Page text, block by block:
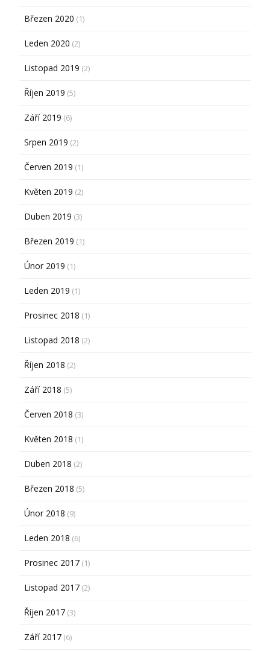
Březen 2020 (1)
Leden 2020 (2)
Listopad 2019 (2)
Říjen 2019 (5)
Září 2019 (6)
Srpen 2019 (2)
Červen 2019 (1)
Květen 2019 (2)
Duben 2019 (3)
Březen 2019 (1)
Únor 2019 (1)
Leden 2019 (1)
Prosinec 2018 (1)
Listopad 2018 (2)
Říjen 2018 (2)
Září 2018 (5)
Červen 2018 (3)
Květen 2018 (1)
Duben 2018 (2)
Březen 2018 (5)
Únor 2018 (9)
Leden 2018 (6)
Prosinec 2017 (1)
Listopad 2017 (2)
Říjen 2017 (3)
Září 2017 (6)